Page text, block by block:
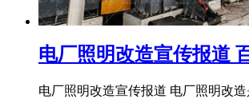
电厂照明改造宣传报道
电厂照明改造宣传报道 电厂照明改